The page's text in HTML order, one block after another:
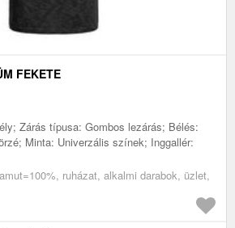
FEKETE
Zárás típusa: Gombos lezárás; Bélés:
Minta: Univerzális színek; Inggallér:
ruházat, alkalmi darabok, üzlet,